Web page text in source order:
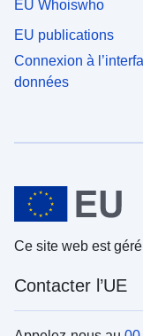
EU Whoiswho
EU publications
Connexion à
données
Ce site web est géré
Contacter l’UE